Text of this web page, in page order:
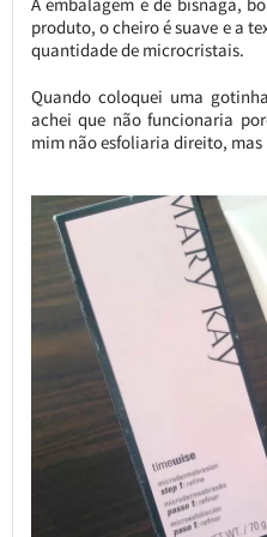
produto, o cheiro é suave e a
quantidade de microcristais.
Quando coloquei uma
achei que não funcionaria
mim não esfoliaria direito,